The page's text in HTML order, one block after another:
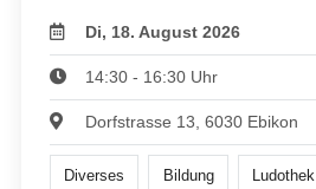
Di, 18. August 2026
14:30 - 16:30 Uhr
Dorfstrasse 13, 6030 Ebikon
Diverses Bildung Ludothek